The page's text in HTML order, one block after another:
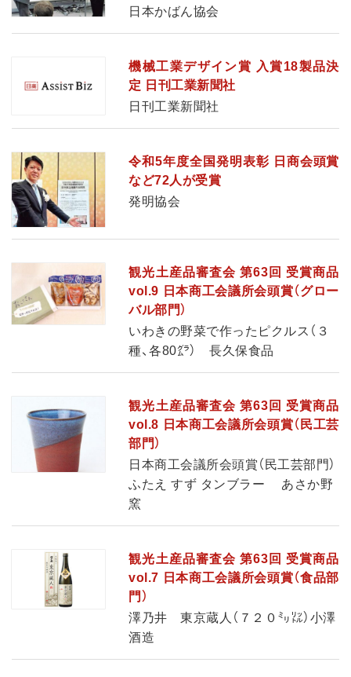
日本かばん協会
機械工業デザイン賞 入賞18製品決
定 日刊工業新聞社
日刊工業新聞社
令和5年度全国発明表彰 日商会頭賞
など72人が受賞
発明協会
観光土産品審査会 第63回 受賞商品
vol.9 日本商工会議所会頭賞（グロー
バル部門）
いわきの野菜で作ったピクルス（３
種、各80㌘） 長久保食品
観光土産品審査会 第63回 受賞商品
vol.8 日本商工会議所会頭賞（民工芸
部門）
日本商工会議所会頭賞（民工芸部門）
ふたえ すず タンブラー あさか野
窯
観光土産品審査会 第63回 受賞商品
vol.7 日本商工会議所会頭賞（食品部
門）
澤乃井 東京蔵人（７２０㍉㍑）小澤
酒造